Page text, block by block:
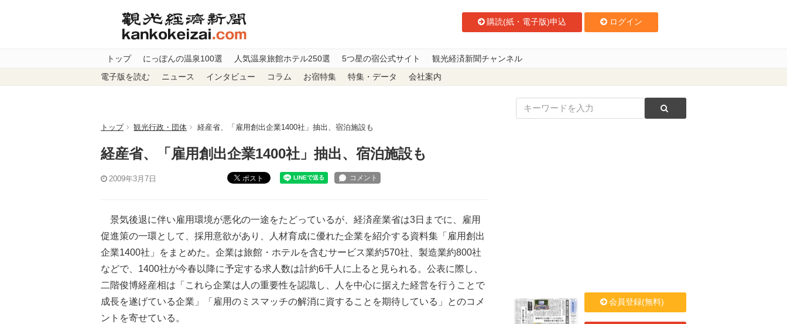
購読(紙・電子版)申込 ログイン
トップ にっぽんの温泉100選 人気温泉旅館ホテル250選 5つ星の宿公式サイト 観光経済新聞チャンネル
電子版を読む ニュース インタビュー コラム お宿特集 特集・データ 会社案内
トップ 観光行政・団体 経産省、「雇用創出企業1400社」抽出、宿泊施設も
経産省、「雇用創出企業1400社」抽出、宿泊施設も
2009年3月7日 ポスト
景気後退に伴い雇用環境が悪化の一途をたどっているが、経済産業省は3日までに、雇用
促進策の一環として、採用意欲があり、人材育成に優れた企業を紹介する資料集「雇用創出
企業1400社」をまとめた。企業は旅館・ホテルを含むサービス業約570社、製造業約800社
などで、1400社が今春以降に予定する求人数は計約6千人に上ると見られる。公表に際し、
二階俊博経産相は「これら企業は人の重要性を認識し、人を中心に据えた経営を行うことで
成長を遂げている企業」「雇用のミスマッチの解消に資することを期待している」とのコメ
ントを寄せている。
会員登録(無料)